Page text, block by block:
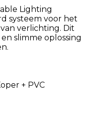
Lighting
systeem voor het
verlichting. Dit
slimme oplossing
+ PVC